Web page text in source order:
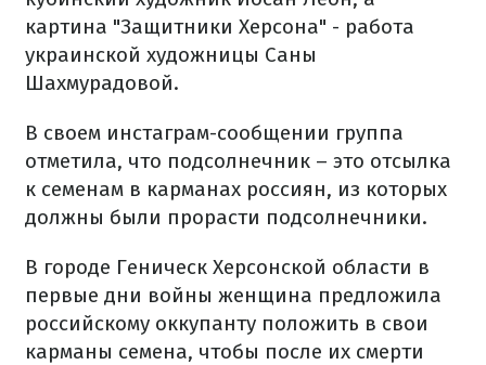
картина "Защитники Херсона" - работа
украинской художницы Саны
Шахмурадовой.
В своем инстаграм-сообщении группа
отметила, что подсолнечник – это отсылка
к семенам в карманах россиян, из которых
должны были прорасти подсолнечники.
В городе Геническ Херсонской области в
первые дни войны женщина предложила
российскому оккупанту положить в свои
карманы семена, чтобы после их смерти